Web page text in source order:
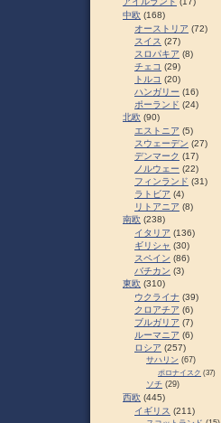
中欧 (168)
オーストリア (72)
スイス (27)
スロパキア (8)
チェコ (29)
トルコ (20)
ハンガリー (16)
ポーランド (24)
北欧 (90)
エストニア (5)
スウェーデン (27)
デンマーク (17)
ノルウェー (22)
フィンランド (31)
ラトビア (4)
リトアニア (8)
南欧 (238)
イタリア (136)
ギリシャ (30)
スペイン (86)
バチカン (3)
東欧 (310)
ウクライナ (39)
クロアチア (6)
ブルガリア (7)
ルーマニア (6)
ロシア (257)
サハリン (67)
ポロナイスク (37)
ソチ (29)
西欧 (445)
イギリス (211)